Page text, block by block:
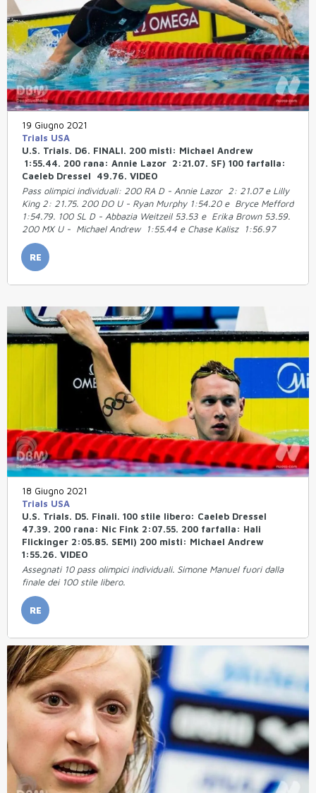
19 Giugno 2021
Trials USA
U.S. Trials. D6. FINALI. 200 misti: Michael Andrew
1:55.44. 200 rana: Annie Lazor 2:21.07. SF) 100 farfalla:
Caeleb Dressel 49.76. VIDEO
Pass olimpici individuali: 200 RA D - Annie Lazor 2: 21.07 e Lilly
King 2: 21.75. 200 DO U - Ryan Murphy 1:54.20 e Bryce Mefford
1:54.79. 100 SL D - Abbazia Weitzeil 53.53 e Erika Brown 53.59.
200 MX U - Michael Andrew 1:55.44 e Chase Kalisz 1:56.97
RE
18 Giugno 2021
Trials USA
U.S. Trials. D5. Finali. 100 stile libero: Caeleb Dressel
47.39. 200 rana: Nic Fink 2:07.55. 200 farfalla: Hali
Flickinger 2:05.85. SEMI) 200 misti: Michael Andrew
1:55.26. VIDEO
Assegnati 10 pass olimpici individuali. Simone Manuel fuori dalla
finale dei 100 stile libero.
RE